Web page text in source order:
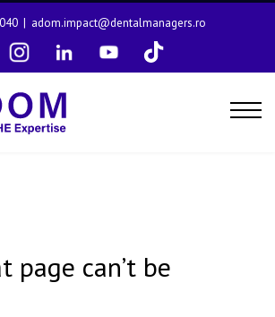
| adom.impact@dentalmanagers.ro
page can’t be